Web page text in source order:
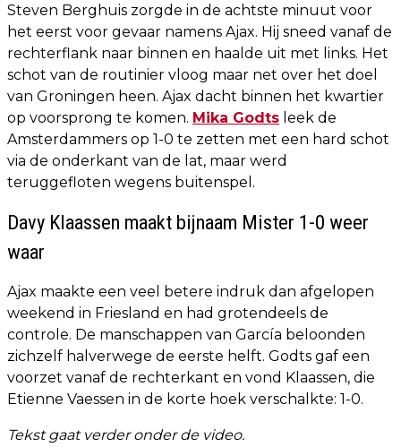
Steven Berghuis zorgde in de achtste minuut voor
het eerst voor gevaar namens Ajax. Hij sneed vanaf de
rechterflank naar binnen en haalde uit met links. Het
schot van de routinier vloog maar net over het doel
van Groningen heen. Ajax dacht binnen het kwartier
op voorsprong te komen. Mika Godts leek de
Amsterdammers op 1-0 te zetten met een hard schot
via de onderkant van de lat, maar werd
teruggefloten wegens buitenspel.
Davy Klaassen maakt bijnaam Mister 1-0 weer
waar
Ajax maakte een veel betere indruk dan afgelopen
weekend in Friesland en had grotendeels de
controle. De manschappen van García beloonden
zichzelf halverwege de eerste helft. Godts gaf een
voorzet vanaf de rechterkant en vond Klaassen, die
Etienne Vaessen in de korte hoek verschalkte: 1-0.
Tekst gaat verder onder de video.